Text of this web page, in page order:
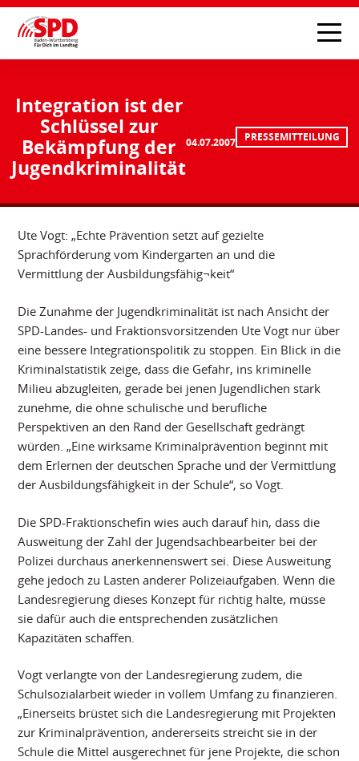
Integration ist der
Schlüssel zur
Bekämpfung der
Jugendkriminalität
04.07.2007 PRESSEMITTEILUNG
Ute Vogt: „Echte Prävention setzt auf gezielte
Sprachförderung vom Kindergarten an und die
Vermittlung der Ausbildungsfähig¬keit“
Die Zunahme der Jugendkriminalität ist nach Ansicht der
SPD-Landes- und Fraktionsvorsitzenden Ute Vogt nur über
eine bessere Integrationspolitik zu stoppen. Ein Blick in die
Kriminalstatistik zeige, dass die Gefahr, ins kriminelle
Milieu abzugleiten, gerade bei jenen Jugendlichen stark
zunehme, die ohne schulische und berufliche
Perspektiven an den Rand der Gesellschaft gedrängt
würden. „Eine wirksame Kriminalprävention beginnt mit
dem Erlernen der deutschen Sprache und der Vermittlung
der Ausbildungsfähigkeit in der Schule“, so Vogt.
Die SPD-Fraktionschefin wies auch darauf hin, dass die
Ausweitung der Zahl der Jugendsachbearbeiter bei der
Polizei durchaus anerkennenswert sei. Diese Ausweitung
gehe jedoch zu Lasten anderer Polizeiaufgaben. Wenn die
Landesregierung dieses Konzept für richtig halte, müsse
sie dafür auch die entsprechenden zusätzlichen
Kapazitäten schaffen.
Vogt verlangte von der Landesregierung zudem, die
Schulsozialarbeit wieder in vollem Umfang zu finanzieren.
„Einerseits brüstet sich die Landesregierung mit Projekten
zur Kriminalprävention, andererseits streicht sie in der
Schule die Mittel ausgerechnet für jene Projekte, die schon